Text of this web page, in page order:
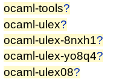
ocaml-tools?
ocaml-ulex?
ocaml-ulex-8nxh1?
ocaml-ulex-yo8q4?
ocaml-ulex08?